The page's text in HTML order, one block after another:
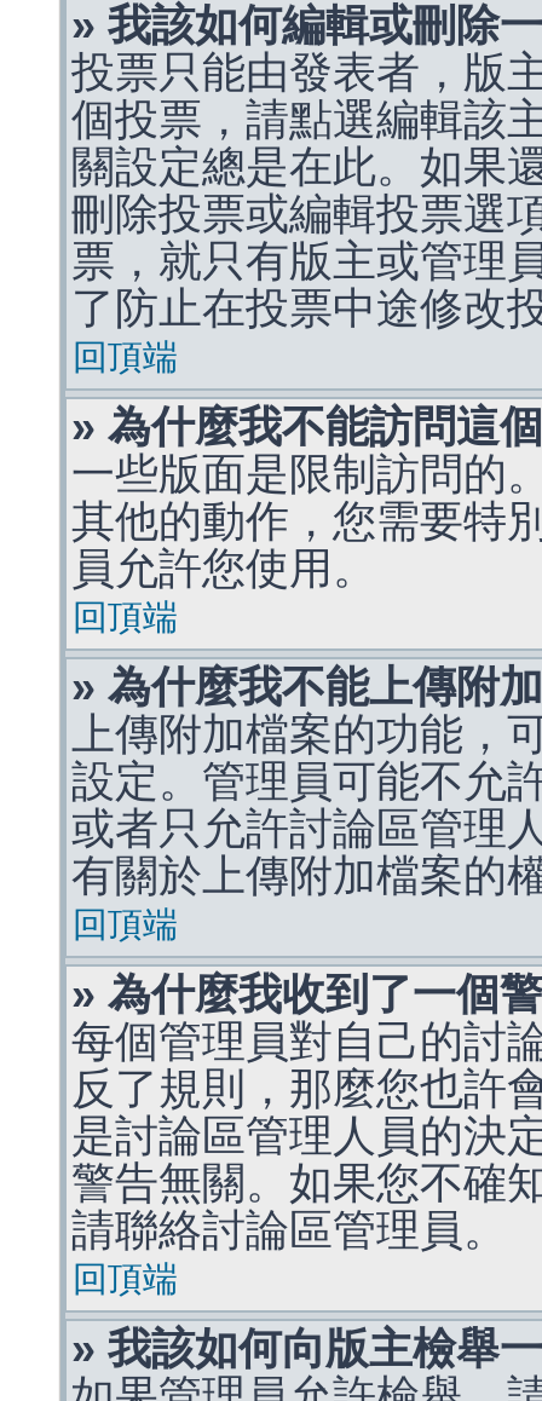
» 我該如何編輯或刪除
投票只能由發表者，版
個投票，請點選編輯該
關設定總是在此。如果
刪除投票或編輯投票選
票，就只有版主或管理
了防止在投票中途修改
回頂端
» 為什麼我不能訪問這
一些版面是限制訪問的
其他的動作，您需要特
員允許您使用。
回頂端
» 為什麼我不能上傳附
上傳附加檔案的功能，
設定。管理員可能不允
或者只允許討論區管理
有關於上傳附加檔案的
回頂端
» 為什麼我收到了一個
每個管理員對自己的討
反了規則，那麼您也許
是討論區管理人員的決
警告無關。如果您不確
請聯絡討論區管理員。
回頂端
» 我該如何向版主檢舉